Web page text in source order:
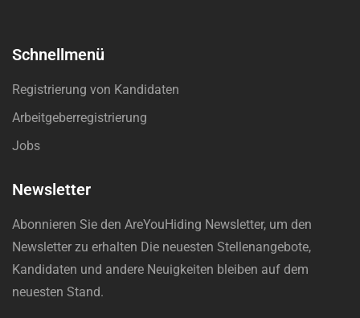
Schnellmenü
Registrierung von Kandidaten
Arbeitgeberregistrierung
Jobs
Newsletter
Abonnieren Sie den AreYouHiding Newsletter, um den
Newsletter zu erhalten Die neuesten Stellenangebote,
Kandidaten und andere Neuigkeiten bleiben auf dem
neuesten Stand.